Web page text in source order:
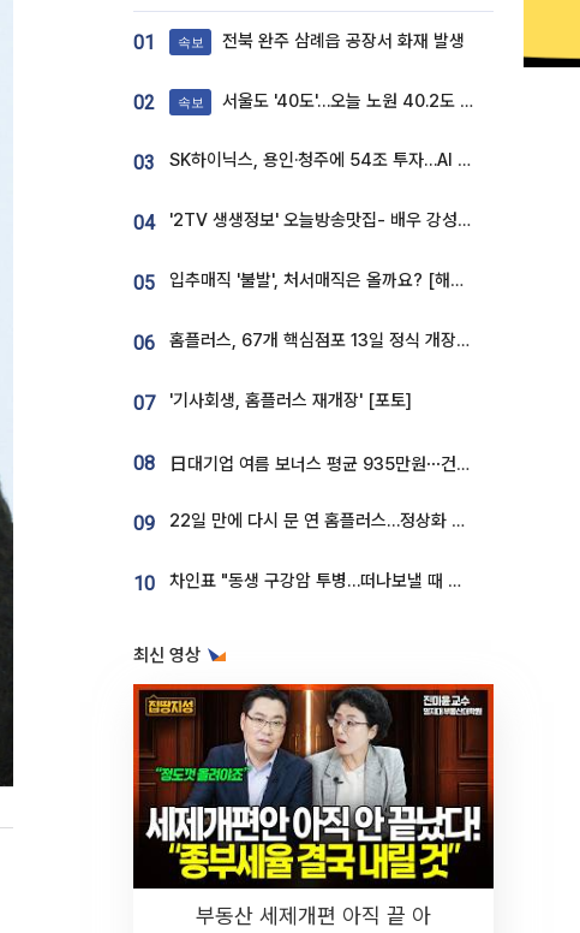
01 속보 전북 완주 삼례읍 공장서 화재 발생
02 속보 서울도 '40도'…오늘 노원 40.2도 기록
03 SK하이닉스, 용인·청주에 54조 투자…AI 메모리 생산기지 키운다
04 '2TV 생생정보' 오늘방송맛집- 배우 강성진 단골! 쌀국수ㆍ푸팟퐁 커리 맛집 '블○○○'
05 입추매직 '불발', 처서매직은 올까요? [해시태그]
06 홈플러스, 67개 핵심점포 13일 정식 개장…영업 재개 속도
07 '기사회생, 홈플러스 재개장' [포토]
08 日대기업 여름 보너스 평균 935만원⋯건설회사 1800만 넘어
09 22일 만에 다시 문 연 홈플러스…정상화 바쁜데 재고 없어 ‘발동동’[가보니]
10 차인표 "동생 구강암 투병…떠나보낼 때 가장 힘들었다”
최신 영상
부동산 세제개편 아직 끝 아